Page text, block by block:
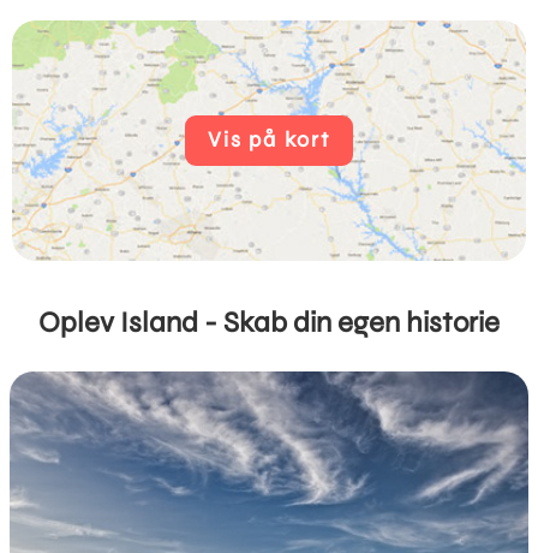
Vis på kort
Oplev Island - Skab din egen historie